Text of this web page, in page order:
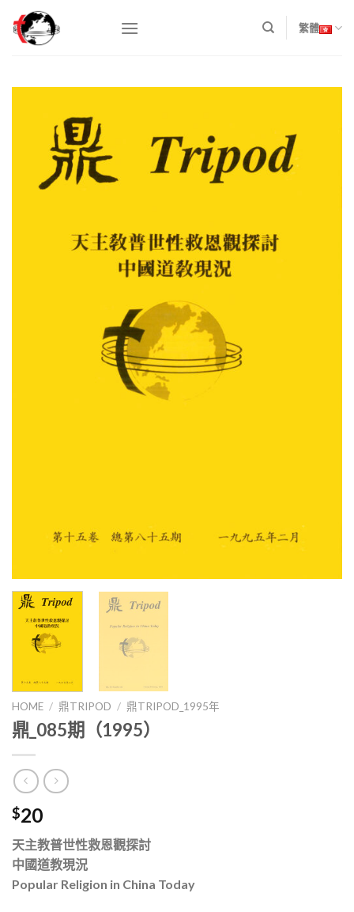
content
繁體
HOME / 鼎TRIPOD / 鼎TRIPOD_1995年
鼎_085期（1995）
$20
天主教普世性救恩觀探討
中國道教現況
Popular Religion in China Today